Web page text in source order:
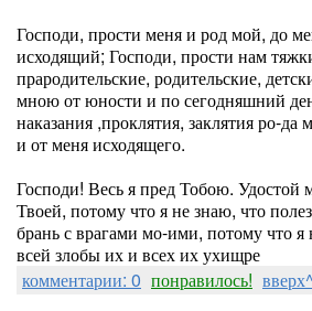
Господи, прости меня и род мой, до
исходящий; Господи, прости нам
прародительские, родительские,
мною от юности и по сегодняшний
наказания ,проклятия, заклятия ро-да
и от меня исходящего.
Господи! Весь я пред Тобою. Удостой
Твоей, потому что я не знаю, что
брань с врагами мо-ими, потому что я
всей злобы их и всех их ухищре
комментарии: 0 понравилось! вверх^